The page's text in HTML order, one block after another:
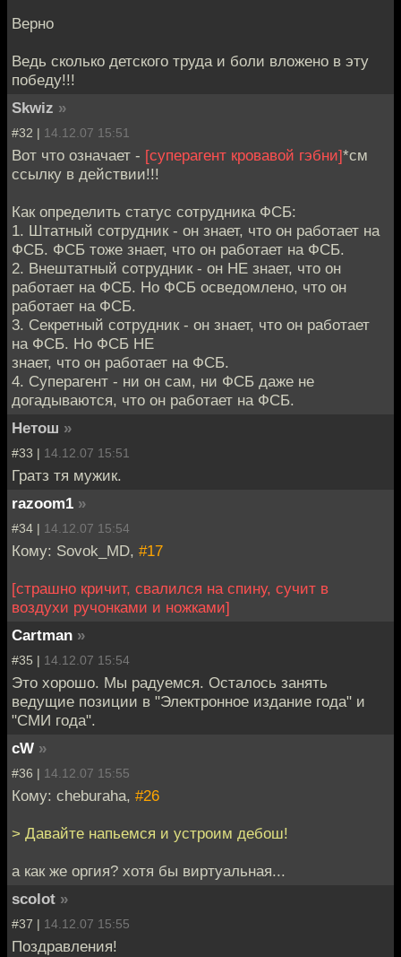
Верно
Ведь сколько детского труда и боли вложено в эту
победу!!!
Skwiz »
#32 | 14.12.07 15:51
Вот что означает - [суперагент кровавой гэбни]*см
ссылку в действии!!!
Как определить статус сотрудника ФСБ:
1. Штатный сотрудник - он знает, что он работает на
ФСБ. ФСБ тоже знает, что он работает на ФСБ.
2. Внештатный сотрудник - он НЕ знает, что он
работает на ФСБ. Но ФСБ осведомлено, что он
работает на ФСБ.
3. Секретный сотрудник - он знает, что он работает
на ФСБ. Но ФСБ НЕ
знает, что он работает на ФСБ.
4. Суперагент - ни он сам, ни ФСБ даже не
догадываются, что он работает на ФСБ.
Нетош »
#33 | 14.12.07 15:51
Гратз тя мужик.
razoom1 »
#34 | 14.12.07 15:54
Кому: Sovok_MD, #17
[страшно кричит, свалился на спину, сучит в
воздухи ручонками и ножками]
Cartman »
#35 | 14.12.07 15:54
Это хорошо. Мы радуемся. Осталось занять
ведущие позиции в "Электронное издание года" и
"СМИ года".
cW »
#36 | 14.12.07 15:55
Кому: cheburaha, #26
> Давайте напьемся и устроим дебош!
а как же оргия? хотя бы виртуальная...
scolot »
#37 | 14.12.07 15:55
Поздравления!